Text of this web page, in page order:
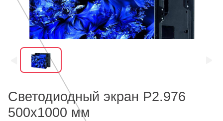
Светодиодный экран P2.976
500х1000 мм